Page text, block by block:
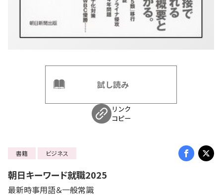
試し読み
リンク
コピー
書籍 ビジネス
朝日キーワード就職2025
最新時事用語＆一般常識